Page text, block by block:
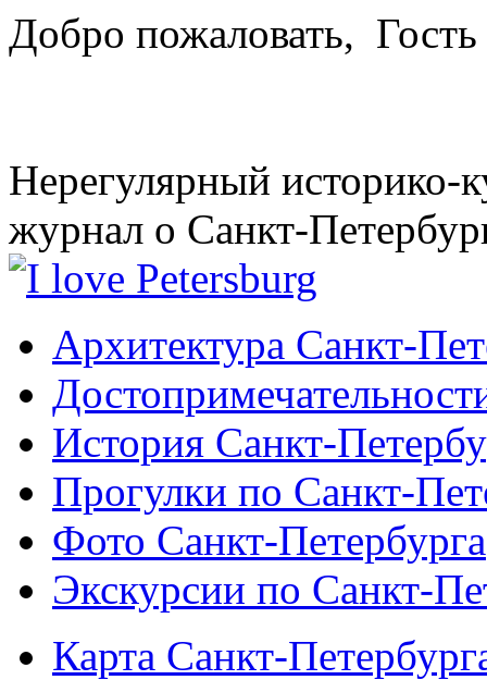
Добро пожаловать, Гость
Нерегулярный историко-
журнал о Санкт-
Архитектура Санкт-
История Санкт-
Прогулки по Санкт-
Фото Санкт-Петербурга
Экскурсии по Санкт-
Карта Санкт-